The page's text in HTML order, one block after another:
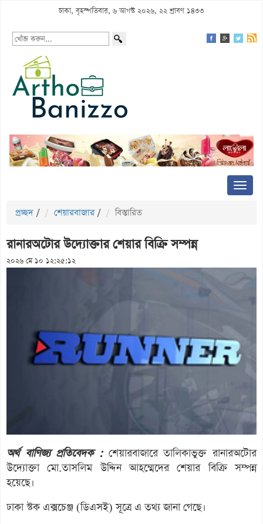
ঢাকা, বৃহস্পতিবার, ৬ আগস্ট ২০২৬, ২২ শ্রাবণ ১৪৩৩
প্রচ্ছদ / শেয়ারবাজার / বিস্তারিত
রানারঅটোর উদ্যোক্তার শেয়ার বিক্রি সম্পন্ন
২০২৬ মে ১০ ১২:২৫:১২
অর্থ বাণিজ্য প্রতিবেদক :শেয়ারবাজারে তালিকাভুক্ত রানারঅটোর
উদ্যোক্তা মো.তাসলিম উদ্দিন আহম্মেদের শেয়ার বিক্রি সম্পন্ন
হয়েছে।
ঢাকা স্টক এক্সচেঞ্জ (ডিএসই) সূত্রে এ তথ্য জানা গেছে।